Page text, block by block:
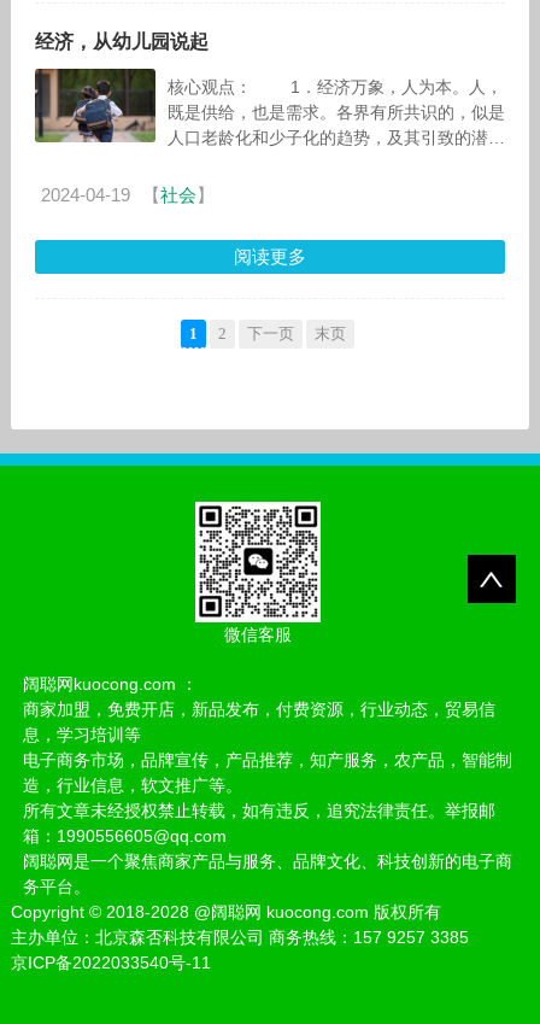
经济，从幼儿园说起
核心观点： 1．经济万象，人为本。人，
既是供给，也是需求。各界有所共识的，似是
人口老龄化和少子化的趋势，及其引致的潜在
2024-04-19 【社会】
阅读更多
1 2 下一页 末页
微信客服
阔聪网kuocong.com ：
商家加盟，免费开店，新品发布，付费资源，行业动态，贸易信
息，学习培训等
电子商务市场，品牌宣传，产品推荐，知产服务，农产品，智能制
造，行业信息，软文推广等。
所有文章未经授权禁止转载，如有违反，追究法律责任。举报邮
箱：1990556605@qq.com
阔聪网是一个聚焦商家产品与服务、品牌文化、科技创新的电子商
务平台。
Copyright ©2018-2028 @阔聪网 kuocong.com 版权所有
主办单位：北京森否科技有限公司 商务热线：157 9257 3385
京ICP备2022033540号-11